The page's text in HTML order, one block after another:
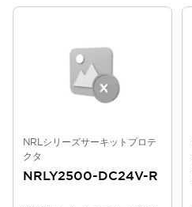
NRLシリーズサーキットプロテ
クタ
NRLY2500-DC24V-R